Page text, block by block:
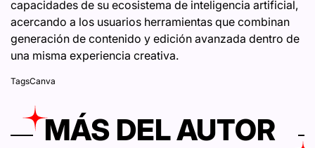
capacidades de su ecosistema de inteligencia artificial,
acercando a los usuarios herramientas que combinan
generación de contenido y edición avanzada dentro de
una misma experiencia creativa.
TagsCanva
MÁS DEL AUTOR